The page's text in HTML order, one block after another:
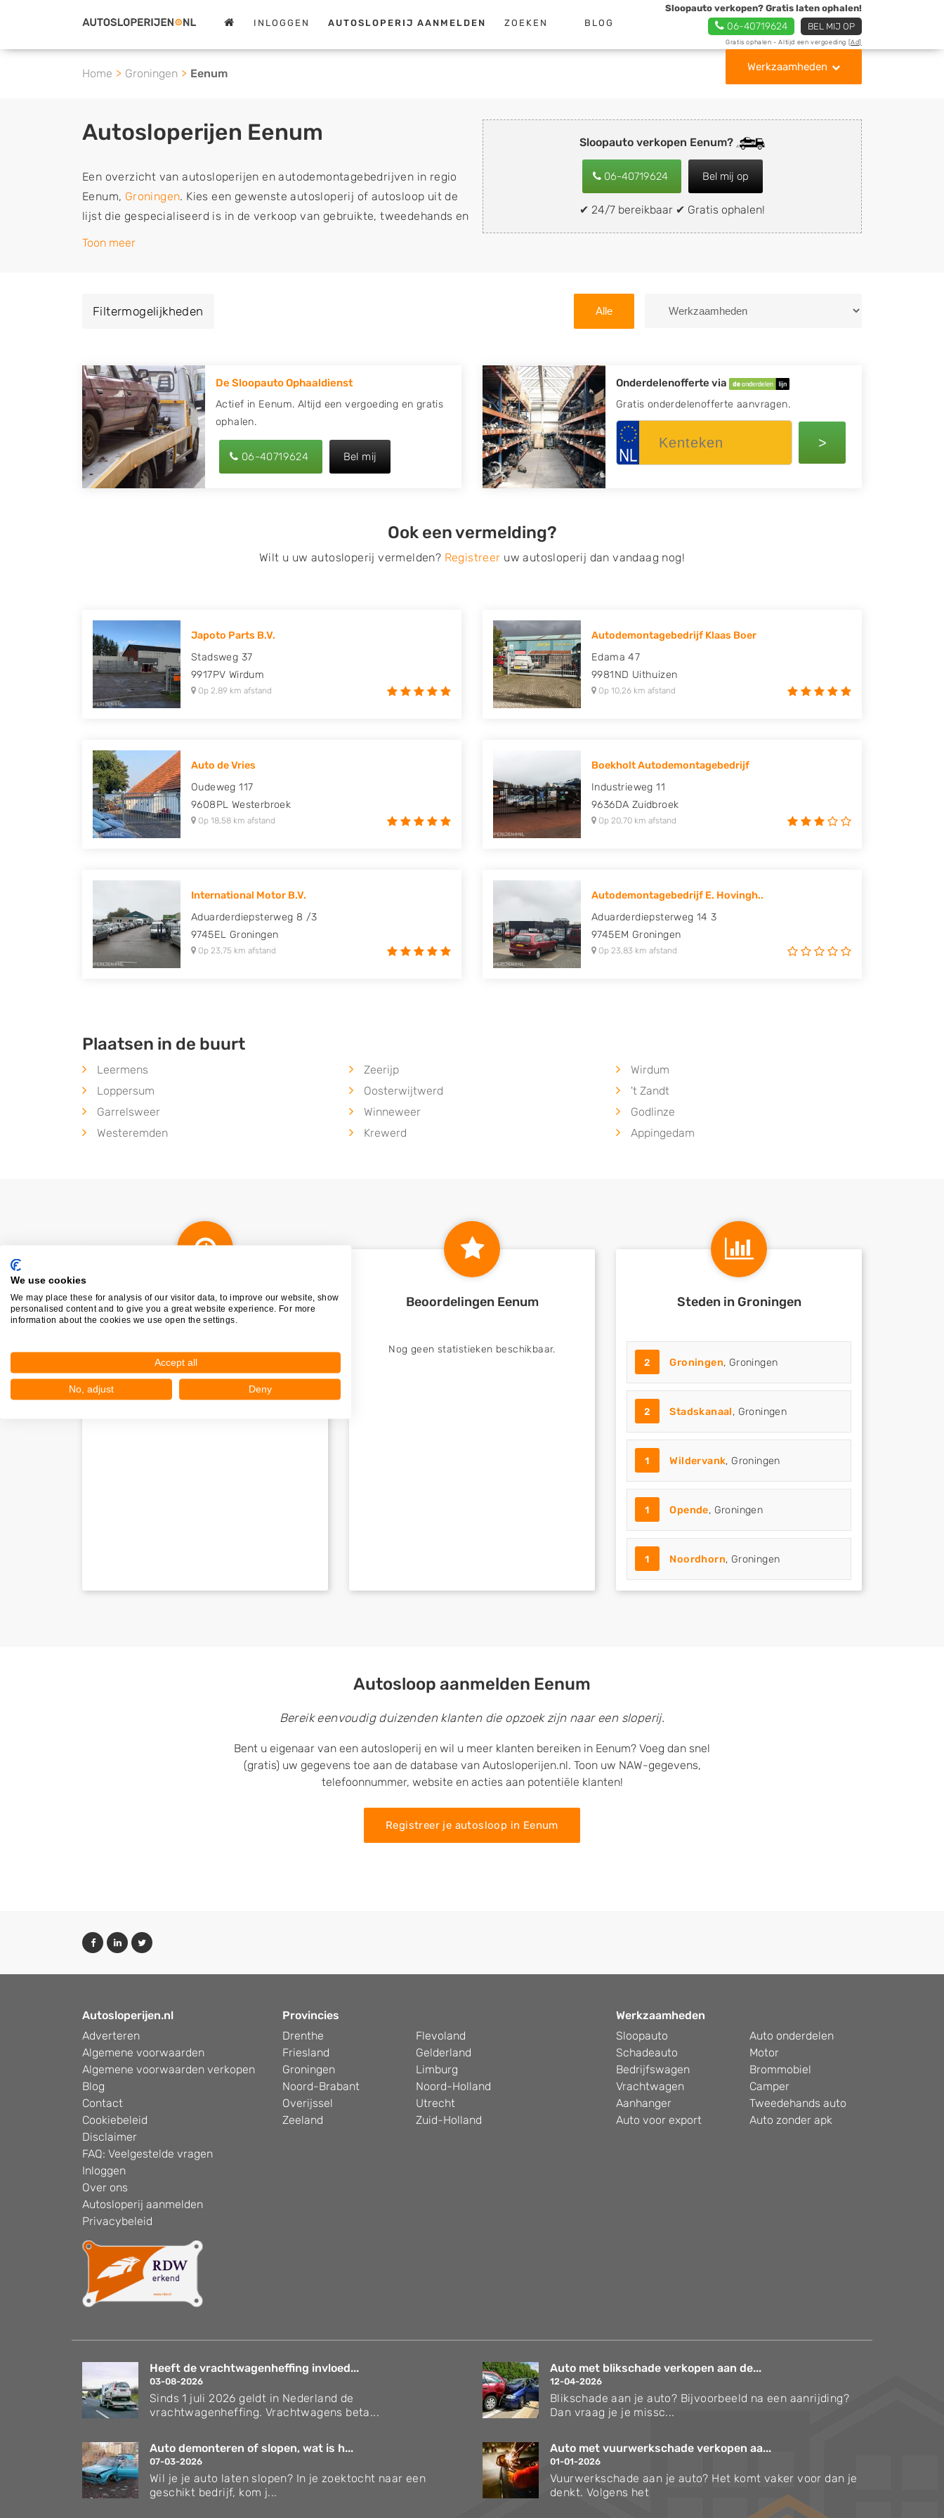
INLOGGEN AUTOSLOPERIJ AANMELDEN ZOEKEN BLOG
Sloopauto verkopen? Gratis laten ophalen!
06-40719624 BEL MIJ OP
Gratis ophalen - Altijd een vergoeding [Ad]
Werkzaamheden
Home Groningen Eenum
Sloopauto verkopen Eenum?
06-40719624 Bel mij op
✔ 24/7 bereikbaar ✔ Gratis ophalen!
Autosloperijen Eenum
Een overzicht van autosloperijen en autodemontagebedrijven in regio
Eenum, Groningen. Kies een gewenste autosloperij of autosloop uit de
lijst die gespecialiseerd is in de verkoop van gebruikte, tweedehands en
sloopauto onderdelen of in de inkoop van sloopauto's, schadeauto's en
of deze liever laten ophalen op een locatie naar keuze? Kies dan voor
Zoekt u liever naar een sloperij in een andere plaats of regio? U vindt
hier alle bedrijven inGroningen. U kunt ookzoekennaar een sloop met
behulp van uw postcode.
U kunt er ook voor kiezen om direct uw sloopauto te verkopen en op te
laten halen door de Sloopauto Ophaaldienst van Autosloperijen.nl. Wij
onderdelen offerte aanvragen? Dat kan via de Onderdelenlijn! Vul uw
kenteken in en druk op verzenden.
Honda, Hyundai, Kia, Mazda, Mercedes Benz, Mitsubishi, Nissan, Opel,
Peugeot, Porsche, Renault, Seat, Skoda, Suzuki, Tesla, Toyota,
Volkswagen en Volvo.
Toon meer
Filtermogelijkheden Alle
De Sloopauto Ophaaldienst
Actief in Eenum. Altijd een vergoeding en gratis
ophalen.
06-40719624 Bel mij
Onderdelenofferte via
Gratis onderdelenofferte aanvragen.
>
Ook een vermelding?
Wilt u uw autosloperij vermelden? Registreer uw autosloperij dan vandaag nog!
Japoto Parts B.V.
Stadsweg 37
9917PV Wirdum
Op 2,89 km afstand
Autodemontagebedrijf Klaas Boer
Edama 47
9981ND Uithuizen
Op 10,26 km afstand
Auto de Vries
Oudeweg 117
9608PL Westerbroek
Op 18,58 km afstand
Boekholt Autodemontagebedrijf
Industrieweg 11
9636DA Zuidbroek
Op 20,70 km afstand
International Motor B.V.
Aduarderdiepsterweg 8 /3
9745EL Groningen
Op 23,75 km afstand
Autodemontagebedrijf E. Hovingh..
Aduarderdiepsterweg 14 3
9745EM Groningen
Op 23,83 km afstand
Plaatsen in de buurt
Leermens Zeerijp
Wirdum
Loppersum
Oosterwijtwerd
't Zandt
Garrelsweer
Winneweer
Godlinze
Westeremden
Krewerd Appingedam
Nieuw in Eenum
Nog geen statistieken beschikbaar.
Beoordelingen Eenum
Nog geen statistieken beschikbaar.
Steden in Groningen
2 Groningen, Groningen
2 Stadskanaal, Groningen
1 Wildervank, Groningen
1 Opende, Groningen
1 Noordhorn, Groningen
Autosloop aanmelden Eenum
Bereik eenvoudig duizenden klanten die opzoek zijn naar een sloperij.
Bent u eigenaar van een autosloperij en wil u meer klanten bereiken in Eenum? Voeg dan snel
(gratis) uw gegevens toe aan de database van Autosloperijen.nl. Toon uw NAW-gegevens,
telefoonnummer, website en acties aan potentiële klanten!
Registreer je autosloop in Eenum
Autosloperijen.nl
Adverteren
Algemene voorwaarden
Algemene voorwaarden verkopen
Blog
Contact
Cookiebeleid
Disclaimer
FAQ: Veelgestelde vragen
Inloggen
Over ons
Autosloperij aanmelden
Privacybeleid
Provincies
Drenthe
Flevoland
Friesland
Gelderland
Groningen
Limburg
Noord-Brabant
Noord-Holland
Overijssel
Utrecht
Zeeland
Zuid-Holland
Werkzaamheden
Sloopauto
Auto onderdelen
Schadeauto
Motor
Bedrijfswagen
Brommobiel
Vrachtwagen
Camper
Aanhanger
Tweedehands auto
Auto voor export
Auto zonder apk
Heeft de vrachtwagenheffing invloed...
03-08-2026
Sinds 1 juli 2026 geldt in Nederland de
vrachtwagenheffing. Vrachtwagens beta...
Auto met blikschade verkopen aan de...
12-04-2026
Blikschade aan je auto? Bijvoorbeeld na een aanrijding?
Dan vraag je je missc...
Auto demonteren of slopen, wat is h...
07-03-2026
Wil je je auto laten slopen? In je zoektocht naar een
geschikt bedrijf, kom j...
Auto met vuurwerkschade verkopen aa...
01-01-2026
Vuurwerkschade aan je auto? Het komt vaker voor dan je
denkt. Volgens het
We use cookies
We may place these for analysis of our visitor data, to improve our website, show
personalised content and to give you a great website experience. For more
information about the cookies we use open the settings.
Accept all
No, adjust Deny